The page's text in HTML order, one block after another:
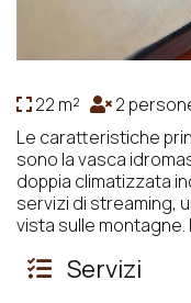
22 m² 2
Le caratteristiche
sono la vasca
doppia climatizzata
servizi di streaming,
vista sulle montagne.
Servizi